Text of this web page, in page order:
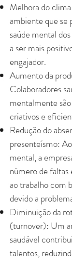
Melhora do
ambiente que se
saúde mental
a ser mais
engajador.
Aumento da
Colaboradores
mentalmente
criativos e
Redução do
presenteísmo:
mental, a
número de
ao trabalho com
devido a
Diminuição da
(turnover): Um
saudável
talentos,